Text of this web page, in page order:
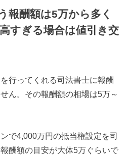
報酬額は5万から多く
すぎる場合は値引き交
行ってくれる司法書士に報酬
ん。その報酬額の相場は5万～
で4,000万円の抵当権設定を司
酬額の目安が大体5万ぐらいで